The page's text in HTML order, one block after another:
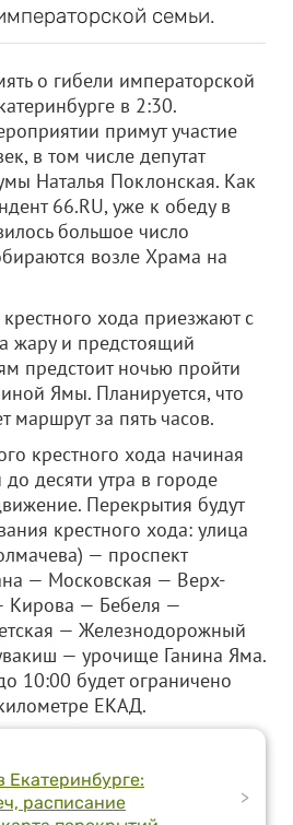
семьи.
о гибели императорской
в 2:30.
примут участие
в том числе депутат
Наталья Поклонская. Как
66.RU, уже к обеду в
большое число
возле Храма на
хода приезжают с
жару и предстоящий
предстоит ночью пройти
Ямы. Планируется, что
маршрут за пять часов.
крестного хода начиная
десяти утра в городе
Перекрытия будут
крестного хода: улица
— проспект
— Московская — Верх-
Кирова — Бебеля —
— Железнодорожный
— урочище Ганина Яма.
10:00 будет ограничено
ЕКАД.
расписание
>